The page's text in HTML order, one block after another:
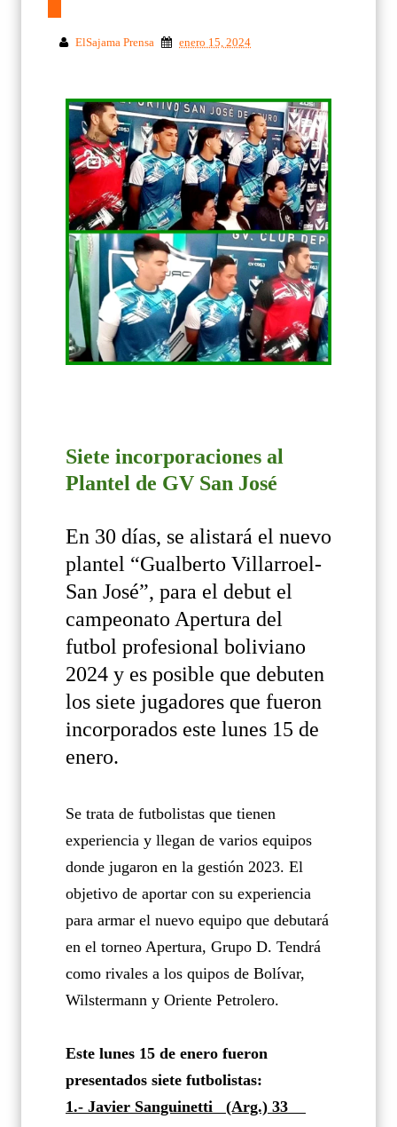
ElSajama Prensa enero 15, 2024
Siete incorporaciones al
Plantel de GV San José
En 30 días, se alistará el nuevo
plantel “Gualberto Villarroel-
San José”, para el debut el
campeonato Apertura del
futbol profesional boliviano
2024 y es posible que debuten
los siete jugadores que fueron
incorporados este lunes 15 de
enero.
Se trata de futbolistas que tienen
experiencia y llegan de varios equipos
donde jugaron en la gestión 2023. El
objetivo de aportar con su experiencia
para armar el nuevo equipo que debutará
en el torneo Apertura, Grupo D. Tendrá
como rivales a los quipos de Bolívar,
Wilstermann y Oriente Petrolero.
Este lunes 15 de enero fueron
presentados siete futbolistas:
1.- Javier Sanguinetti
(Arg.) 33